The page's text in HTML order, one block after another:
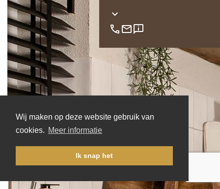
Wij maken op deze website gebruik van
cookies. Meer informatie
Ik snap het